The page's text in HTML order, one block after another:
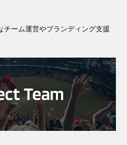
チーム運営やブランディング⽀援